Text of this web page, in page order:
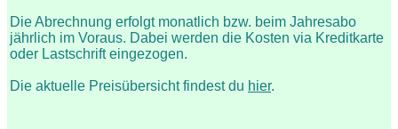
Die Abrechnung erfolgt monatlich bzw. beim Jahresabo
jährlich im Voraus. Dabei werden die Kosten via Kreditkarte
oder Lastschrift eingezogen.
Die aktuelle Preisübersicht findest du hier.